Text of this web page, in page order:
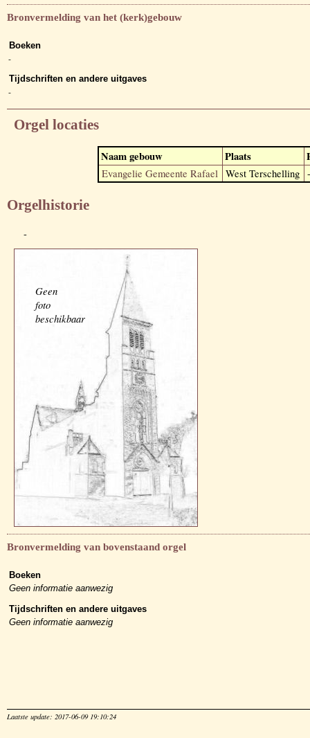
Bronvermelding van het (kerk)gebouw
Boeken
-
Tijdschriften en andere uitgaves
-
Orgel locaties
Naam gebouw Plaats
Evangelie Gemeente Rafael West Terschelling -
Orgelhistorie
-
Geen
foto
beschikbaar
Bronvermelding van bovenstaand orgel
Boeken
Geen informatie aanwezig
Tijdschriften en andere uitgaves
Geen informatie aanwezig
Laatste update: 2017-06-09 19:10:24